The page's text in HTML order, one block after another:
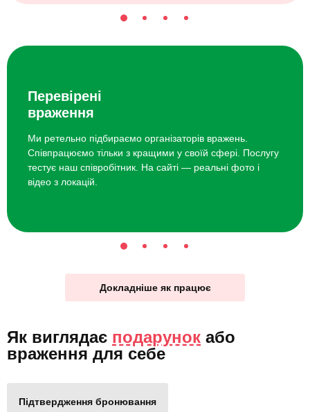
Перевірені
враження
Ми ретельно підбираємо організаторів вражень.
Співпрацюємо тільки з кращими у своїй сфері. Послугу
тестує наш співробітник. На сайті — реальні фото і
відео з локацій.
Докладніше як працює
Як виглядає подарунок або
враження для себе
Підтвердження бронювання